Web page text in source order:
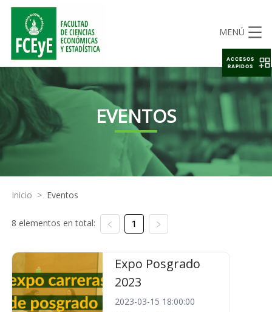
MENÚ
EVENTOS
Inicio > Eventos
8 elementos en total: 1
Expo Posgrado
2023
2023-03-15 18:00:00
ACCESOS
RAPIDOS